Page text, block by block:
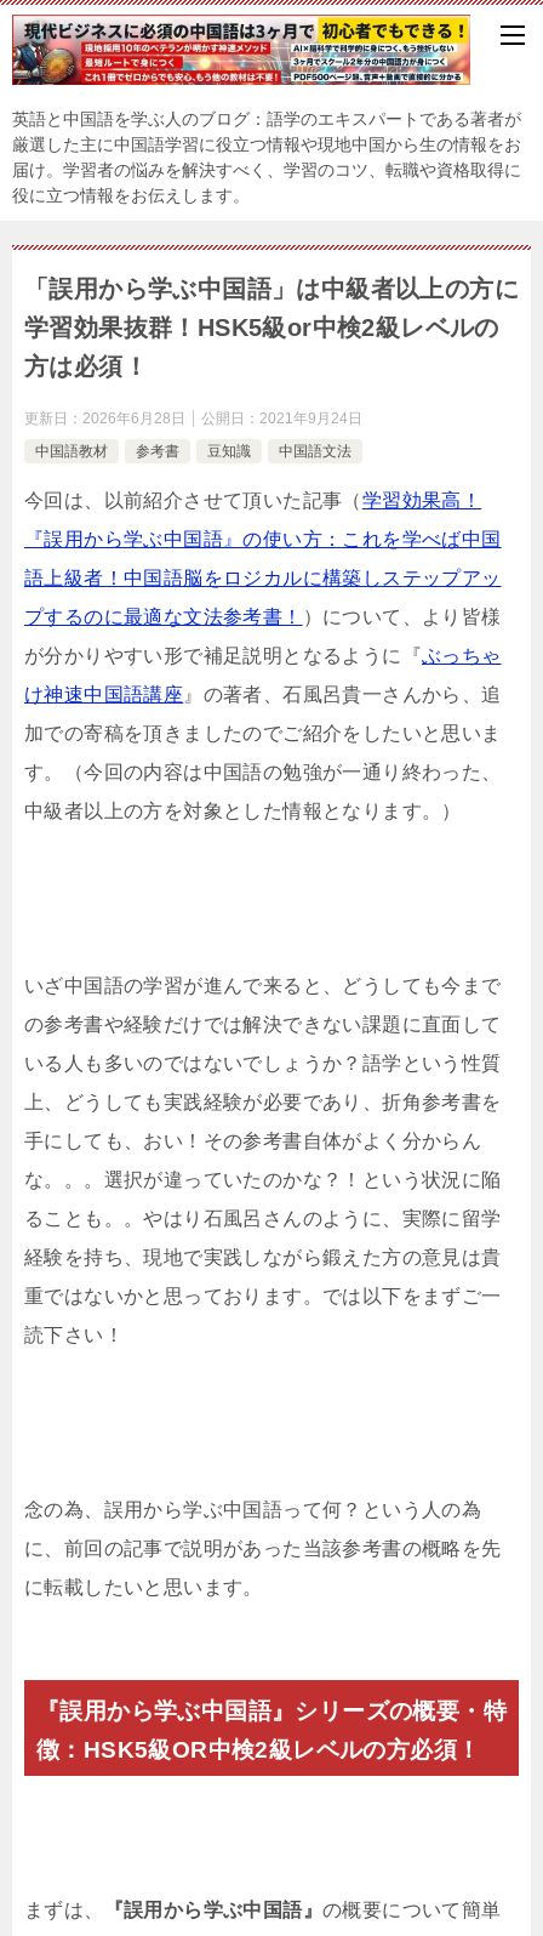
英語と中国語を学ぶ人のブログ：語学のエキスパートである著者が
厳選した主に中国語学習に役立つ情報や現地中国から生の情報をお
届け。学習者の悩みを解決すべく、学習のコツ、転職や資格取得に
役に立つ情報をお伝えします。
「誤用から学ぶ中国語」は中級者以上の方に
学習効果抜群！HSK5級or中検2級レベルの
方は必須！
更新日： 2026年6月28日 公開日： 2021年9月24日
中国語教材
参考書 豆知識 中国語文法
今回は、以前紹介させて頂いた記事（学習効果高！
『誤用から学ぶ中国語』の使い方：これを学べば中国
語上級者！中国語脳をロジカルに構築しステップアッ
プするのに最適な文法参考書！ ）について、より皆様
が分かりやすい形で補足説明となるように『ぶっちゃ
け神速中国語講座 』の著者、石風呂貴一さんから、追
加での寄稿を頂きましたのでご紹介をしたいと思いま
す。（今回の内容は中国語の勉強が一通り終わった、
中級者以上の方を対象とした情報となります。）
いざ中国語の学習が進んで来ると、どうしても今まで
の参考書や経験だけでは解決できない課題に直面して
いる人も多いのではないでしょうか？語学という性質
上、どうしても実践経験が必要であり、折角参考書を
手にしても、おい！その参考書自体がよく分からん
な。。。選択が違っていたのかな？！という状況に陥
ることも。。やはり石風呂さんのように、実際に留学
経験を持ち、現地で実践しながら鍛えた方の意見は貴
重ではないかと思っております。では以下をまずご一
読下さい！
念の為、誤用から学ぶ中国語って何？という人の為
に、前回の記事で説明があった当該参考書の概略を先
に転載したいと思います。
『誤用から学ぶ中国語』シリーズの概要・特
徴：HSK5級OR中検2級レベルの方必須！
まずは、 『誤用から学ぶ中国語』の概要について簡単